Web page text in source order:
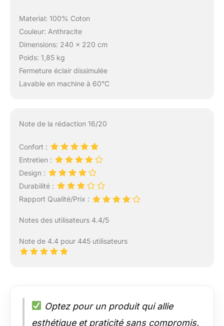
Material: 100% Coton
Couleur: Anthracite
Dimensions: 240 x 220 cm
Poids: 1,85 kg
Fermeture éclair dissimulée
Lavable en machine à 60°C
Note de la rédaction 16/20
Confort :
Entretien :
Design :
Durabilité :
Rapport Qualité/Prix :
Notes des utilisateurs 4.4/5
Note de 4.4 pour 445 utilisateurs
Optez pour un produit qui allie
esthétique et praticité sans compromis.